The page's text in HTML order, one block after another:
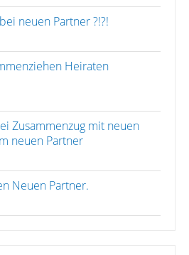
neuen Partner ?!?!
Heiraten
Zusammenzug mit neuen
neuen Partner
Neuen Partner.